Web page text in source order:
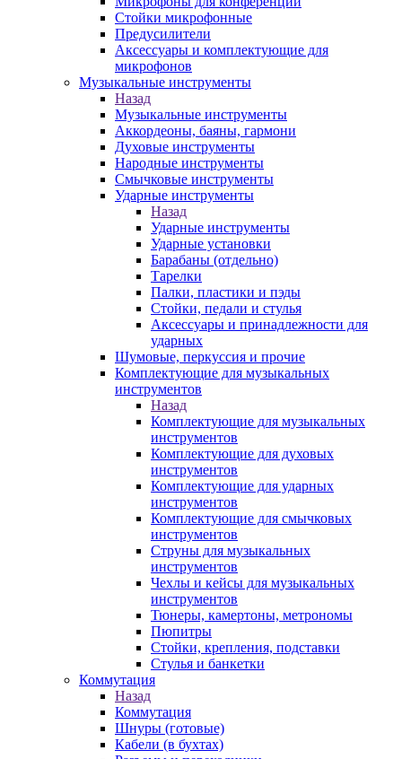
Стойки микрофонные
Предусилители
Аксессуары и комплектующие для
микрофонов
Музыкальные инструменты
Назад
Музыкальные инструменты
Аккордеоны, баяны, гармони
Духовые инструменты
Народные инструменты
Смычковые инструменты
Ударные инструменты
Назад
Ударные инструменты
Ударные установки
Барабаны (отдельно)
Тарелки
Палки, пластики и пэды
Стойки, педали и стулья
Аксессуары и принадлежности для
ударных
Шумовые, перкуссия и прочие
Комплектующие для музыкальных
инструментов
Назад
Комплектующие для музыкальных
инструментов
Комплектующие для духовых
инструментов
Комплектующие для ударных
инструментов
Комплектующие для смычковых
инструментов
Струны для музыкальных
инструментов
Чехлы и кейсы для музыкальных
инструментов
Тюнеры, камертоны, метрономы
Пюпитры
Стойки, крепления, подставки
Стулья и банкетки
Коммутация
Назад
Коммутация
Шнуры (готовые)
Кабели (в бухтах)